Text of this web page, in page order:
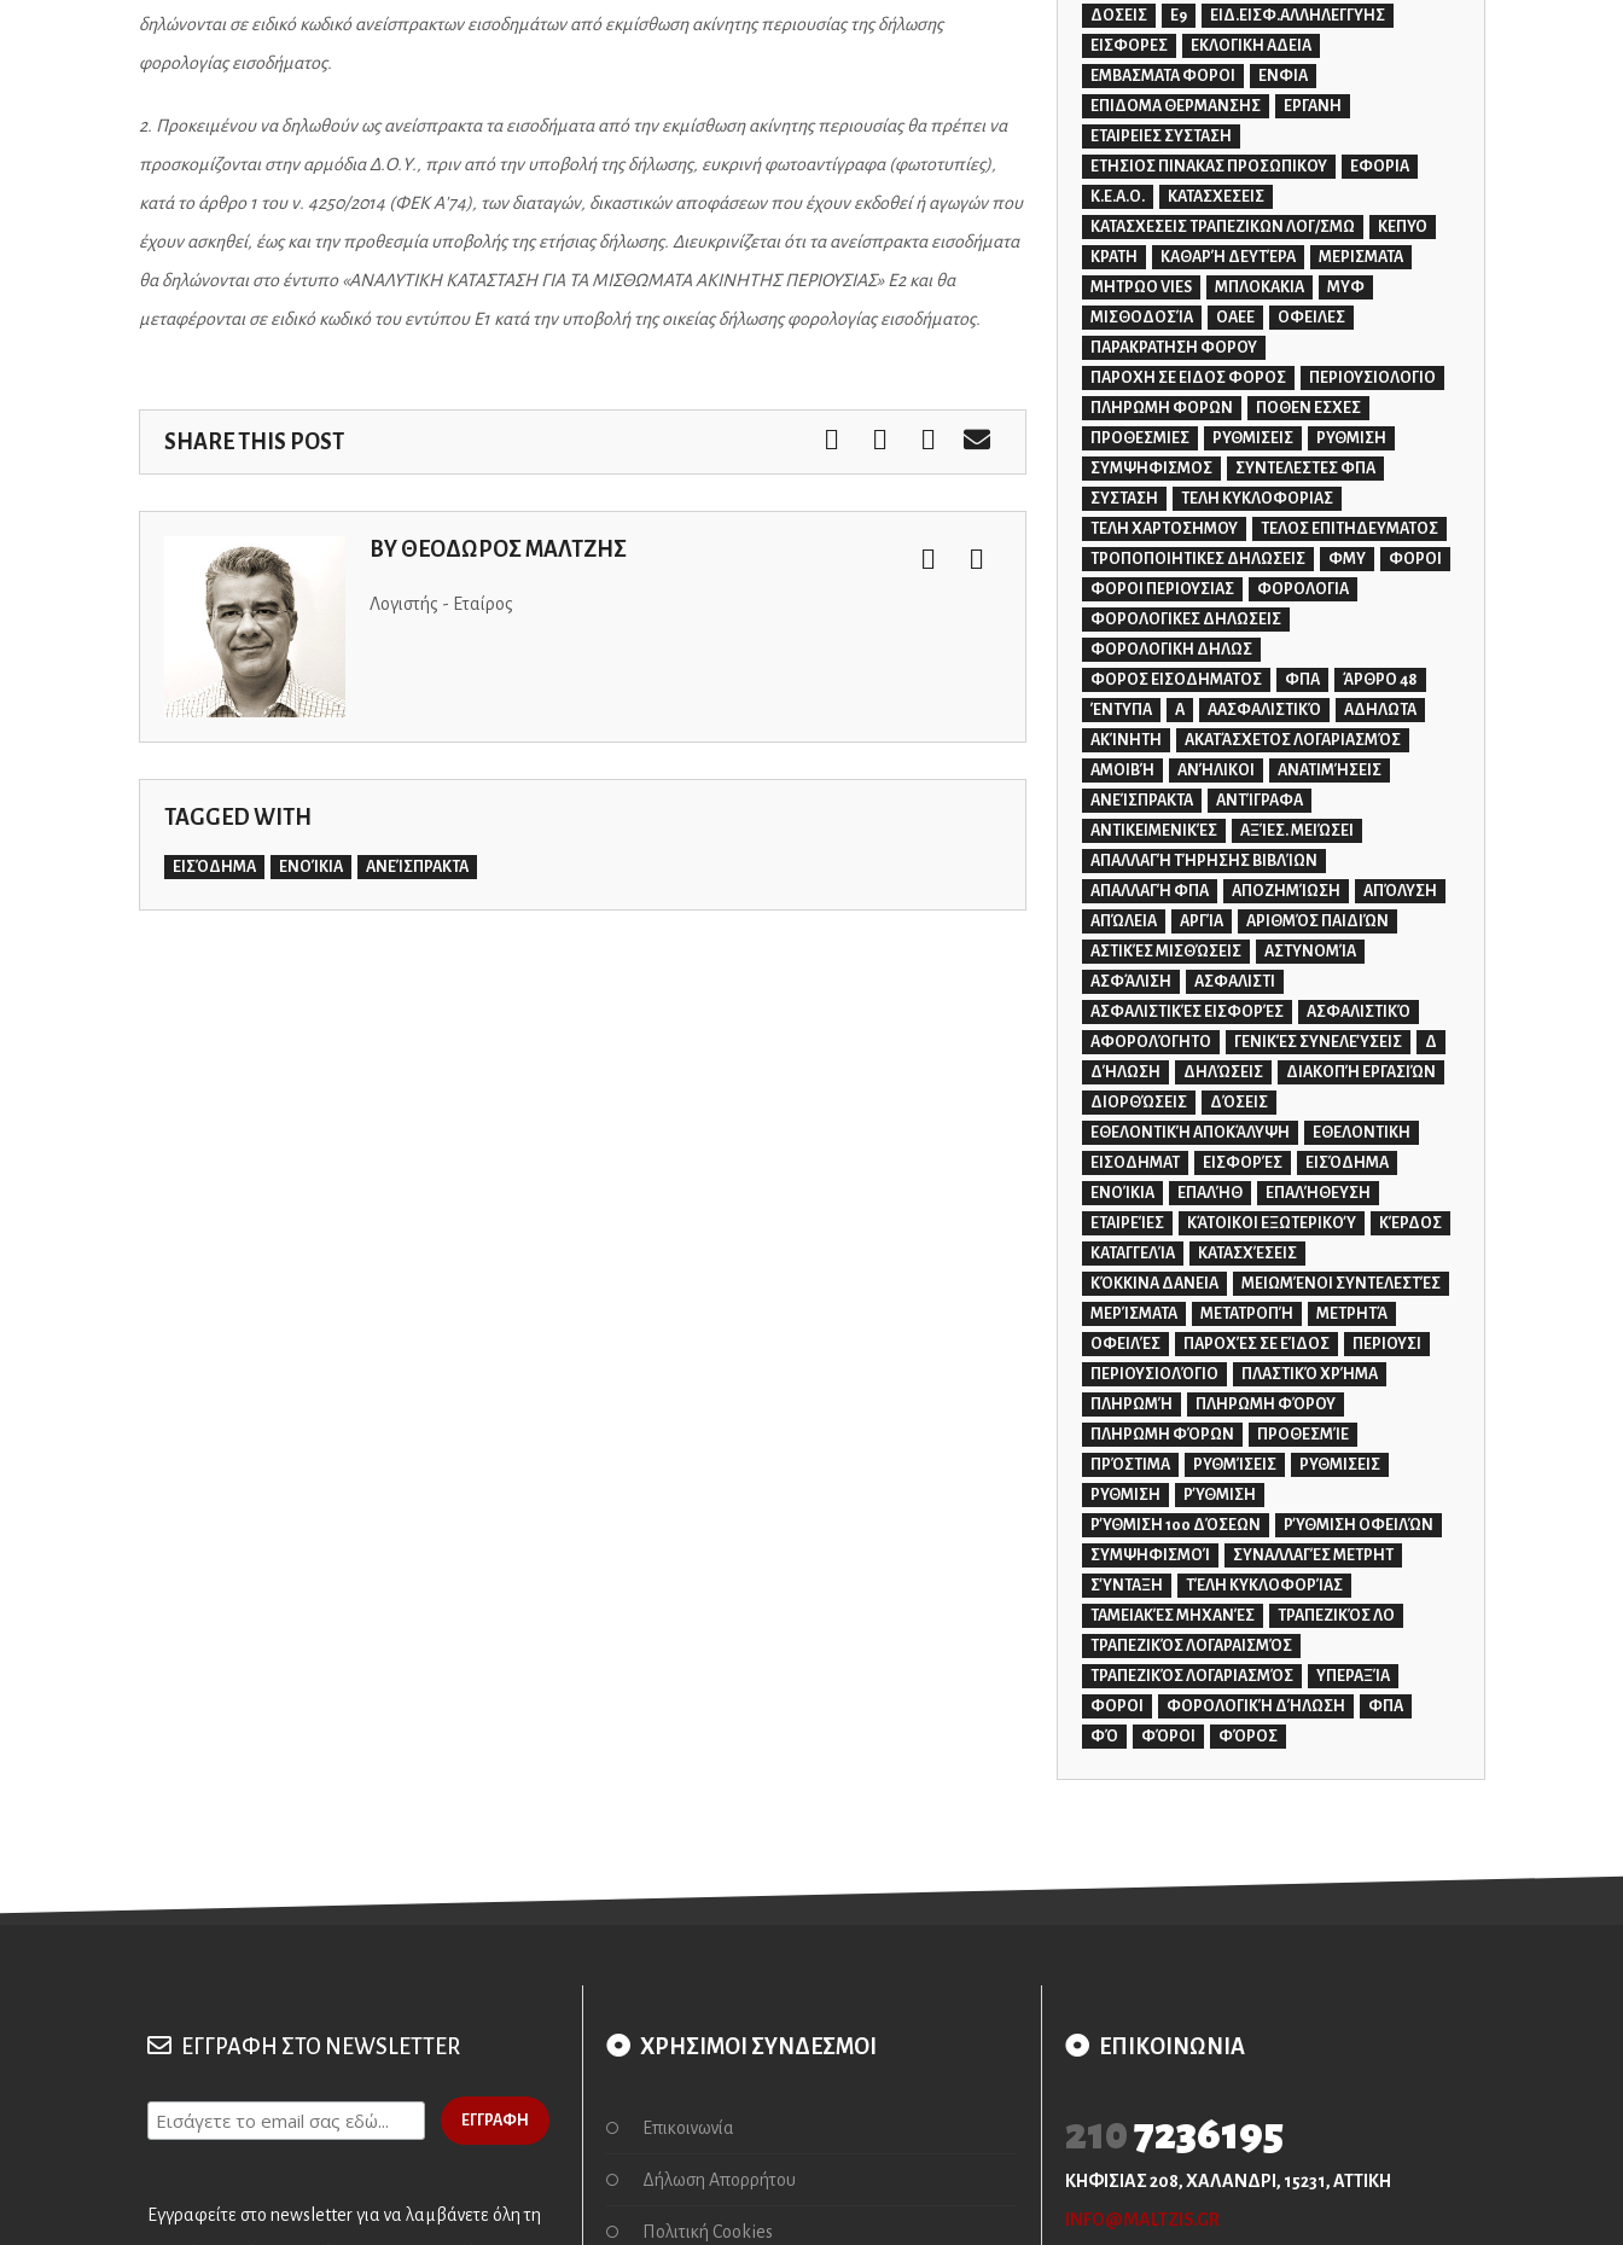
δηλώνονται σε ειδικό κωδικό ανείσπρακτων εισοδημάτων από εκμίσθωση ακίνητης περιουσίας της δήλωσης
φορολογίας εισοδήματος.
2. Προκειμένου να δηλωθούν ως ανείσπρακτα τα εισοδήματα από την εκμίσθωση ακίνητης περιουσίας θα πρέπει να
προσκομίζονται στην αρμόδια Δ.Ο.Υ., πριν από την υποβολή της δήλωσης, ευκρινή φωτοαντίγραφα (φωτοτυπίες),
κατά το άρθρο 1 του ν. 4250/2014 (ΦΕΚ Α'74), των διαταγών, δικαστικών αποφάσεων που έχουν εκδοθεί ή αγωγών που
έχουν ασκηθεί, έως και την προθεσμία υποβολής της ετήσιας δήλωσης. Διευκρινίζεται ότι τα ανείσπρακτα εισοδήματα
θα δηλώνονται στο έντυπο «ΑΝΑΛΥΤΙΚΗ ΚΑΤΑΣΤΑΣΗ ΓΙΑ ΤΑ ΜΙΣΘΩΜΑΤΑ ΑΚΙΝΗΤΗΣ ΠΕΡΙΟΥΣΙΑΣ» Ε2 και θα
μεταφέρονται σε ειδικό κωδικό του εντύπου Ε1 κατά την υποβολή της οικείας δήλωσης φορολογίας εισοδήματος.
SHARE THIS POST
BY ΘΕΟΔΩΡΟΣ ΜΑΛΤΖΗΣ
Λογιστής - Εταίρος
TAGGED WITH
ΕΙΣΌΔΗΜΑ ΕΝΟΊΚΙΑ ΑΝΕΊΣΠΡΑΚΤΑ
ΔΟΣΕΙΣ
Ε9
ΕΙΔ.ΕΙΣΦ.ΑΛΛΗΛΕΓΓΥΗΣ
ΕΙΣΦΟΡΕΣ
ΕΚΛΟΓΙΚΗ ΑΔΕΙΑ
ΕΜΒΑΣΜΑΤΑ ΦΟΡΟΙ
ΕΝΦΙΑ
ΕΠΙΔΟΜΑ ΘΕΡΜΑΝΣΗΣ
ΕΡΓΑΝΗ
ΕΤΑΙΡΕΙΕΣ ΣΥΣΤΑΣΗ
ΕΤΗΣΙΟΣ ΠΙΝΑΚΑΣ ΠΡΟΣΩΠΙΚΟΥ
ΕΦΟΡΙΑ
Κ.Ε.Α.Ο.
ΚΑΤΑΣΧΕΣΕΙΣ
ΚΑΤΑΣΧΕΣΕΙΣ ΤΡΑΠΕΖΙΚΩΝ ΛΟΓ/ΣΜΩ
ΚΕΠΥΟ
ΚΡΑΤΗ
ΚΑΘΑΡΉ ΔΕΥΤΈΡΑ
ΜΕΡΙΣΜΑΤΑ
ΜΗΤΡΩΟ VIES
ΜΠΛΟΚΑΚΙΑ
ΜΥΦ
ΜΙΣΘΟΔΟΣΊΑ
ΟΑΕΕ
ΟΦΕΙΛΕΣ
ΠΑΡΑΚΡΑΤΗΣΗ ΦΟΡΟΥ
ΠΑΡΟΧΗ ΣΕ ΕΙΔΟΣ ΦΟΡΟΣ
ΠΕΡΙΟΥΣΙΟΛΟΓΙΟ
ΠΛΗΡΩΜΗ ΦΟΡΩΝ
ΠΟΘΕΝ ΕΣΧΕΣ
ΠΡΟΘΕΣΜΙΕΣ
ΡΥΘΜΙΣΕΙΣ
ΡΥΘΜΙΣΗ
ΣΥΜΨΗΦΙΣΜΟΣ
ΣΥΝΤΕΛΕΣΤΕΣ ΦΠΑ
ΣΥΣΤΑΣΗ
ΤΕΛΗ ΚΥΚΛΟΦΟΡΙΑΣ
ΤΕΛΗ ΧΑΡΤΟΣΗΜΟΥ
ΤΕΛΟΣ ΕΠΙΤΗΔΕΥΜΑΤΟΣ
ΤΡΟΠΟΠΟΙΗΤΙΚΕΣ ΔΗΛΩΣΕΙΣ
ΦΜΥ
ΦΟΡΟΙ
ΦΟΡΟΙ ΠΕΡΙΟΥΣΙΑΣ
ΦΟΡΟΛΟΓΙΑ
ΦΟΡΟΛΟΓΙΚΕΣ ΔΗΛΩΣΕΙΣ
ΦΟΡΟΛΟΓΙΚΗ ΔΗΛΩΣ
ΦΟΡΟΣ ΕΙΣΟΔΗΜΑΤΟΣ
ΦΠΑ
ΆΡΘΡΟ 48
ΈΝΤΥΠΑ
Α ΑΑΣΦΑΛΙΣΤΙΚΌ
ΑΔΗΛΩΤΑ
ΑΚΊΝΗΤΗ
ΑΚΑΤΆΣΧΕΤΟΣ ΛΟΓΑΡΙΑΣΜΌΣ
ΑΜΟΙΒΉ
ΑΝΉΛΙΚΟΙ
ΑΝΑΤΙΜΉΣΕΙΣ
ΑΝΕΊΣΠΡΑΚΤΑ
ΑΝΤΊΓΡΑΦΑ
ΑΝΤΙΚΕΙΜΕΝΙΚΈΣ
ΑΞΊΕΣ. ΜΕΙΏΣΕΙ
ΑΠΑΛΛΑΓΉ ΤΉΡΗΣΗΣ ΒΙΒΛΊΩΝ
ΑΠΑΛΛΑΓΉ ΦΠΑ
ΑΠΟΖΗΜΊΩΣΗ
ΑΠΌΛΥΣΗ
ΑΠΏΛΕΙΑ
ΑΡΓΊΑ
ΑΡΙΘΜΌΣ ΠΑΙΔΙΏΝ
ΑΣΤΙΚΈΣ ΜΙΣΘΏΣΕΙΣ
ΑΣΤΥΝΟΜΊΑ
ΑΣΦΆΛΙΣΗ
ΑΣΦΑΛΙΣΤΙ
ΑΣΦΑΛΙΣΤΙΚΈΣ ΕΙΣΦΟΡΈΣ
ΑΣΦΑΛΙΣΤΙΚΌ
ΑΦΟΡΟΛΌΓΗΤΟ
ΓΕΝΙΚΈΣ ΣΥΝΕΛΕΎΣΕΙΣ
Δ
ΔΉΛΩΣΗ
ΔΗΛΏΣΕΙΣ
ΔΙΑΚΟΠΉ ΕΡΓΑΣΙΏΝ
ΔΙΟΡΘΏΣΕΙΣ
ΔΌΣΕΙΣ
ΕΘΕΛΟΝΤΙΚΉ ΑΠΟΚΆΛΥΨΗ
ΕΘΕΛΟΝΤΙΚΗ
ΕΙΣΟΔΗΜΑΤ
ΕΙΣΦΟΡΈΣ
ΕΙΣΌΔΗΜΑ
ΕΝΟΊΚΙΑ
ΕΠΑΛΉΘ
ΕΠΑΛΉΘΕΥΣΗ
ΕΤΑΙΡΕΊΕΣ
ΚΆΤΟΙΚΟΙ ΕΞΩΤΕΡΙΚΟΎ
ΚΈΡΔΟΣ
ΚΑΤΑΓΓΕΛΊΑ
ΚΑΤΑΣΧΈΣΕΙΣ
ΚΌΚΚΙΝΑ ΔΑΝΕΙΑ
ΜΕΙΩΜΈΝΟΙ ΣΥΝΤΕΛΕΣΤΈΣ
ΜΕΡΊΣΜΑΤΑ
ΜΕΤΑΤΡΟΠΉ
ΜΕΤΡΗΤΆ
ΟΦΕΙΛΈΣ
ΠΑΡΟΧΈΣ ΣΕ ΕΊΔΟΣ
ΠΕΡΙΟΥΣΙ
ΠΕΡΙΟΥΣΙΟΛΌΓΙΟ
ΠΛΑΣΤΙΚΌ ΧΡΉΜΑ
ΠΛΗΡΩΜΉ
ΠΛΗΡΩΜΗ ΦΌΡΟΥ
ΠΛΗΡΩΜΗ ΦΌΡΩΝ
ΠΡΟΘΕΣΜΊΕ
ΠΡΌΣΤΙΜΑ
ΡΥΘΜΊΣΕΙΣ
ΡΥΘΜΙΣΕΙΣ
ΡΥΘΜΙΣΗ
ΡΎΘΜΙΣΗ
ΡΎΘΜΙΣΗ 100 ΔΌΣΕΩΝ
ΡΎΘΜΙΣΗ ΟΦΕΙΛΏΝ
ΣΥΜΨΗΦΙΣΜΟΊ
ΣΥΝΑΛΛΑΓΈΣ ΜΕΤΡΗΤ
ΣΎΝΤΑΞΗ
ΤΈΛΗ ΚΥΚΛΟΦΟΡΊΑΣ
ΤΑΜΕΙΑΚΈΣ ΜΗΧΑΝΈΣ
ΤΡΑΠΕΖΙΚΌΣ ΛΟ
ΤΡΑΠΕΖΙΚΌΣ ΛΟΓΑΡΑΙΣΜΌΣ
ΤΡΑΠΕΖΙΚΌΣ ΛΟΓΑΡΙΑΣΜΌΣ
ΥΠΕΡΑΞΊΑ
ΦΟΡΟΙ
ΦΟΡΟΛΟΓΙΚΉ ΔΉΛΩΣΗ
ΦΠΑ
ΦΌ
ΦΌΡΟΙ ΦΌΡΟΣ
ΕΓΓΡΑΦΗ ΣΤΟ NEWSLETTER
Εγγραφείτε στο newsletter για να λαμβάνετε όλη τη
ΧΡΗΣΙΜΟΙ ΣΥΝΔΕΣΜΟΙ
Επικοινωνία
Δήλωση Απορρήτου
Πολιτική Cookies
ΕΠΙΚΟΙΝΩΝΙΑ
2107236195
ΚΗΦΙΣΙΑΣ 208, ΧΑΛΑΝΔΡΙ, 15231, ΑΤΤΙΚΗ
INFO@MALTZIS.GR